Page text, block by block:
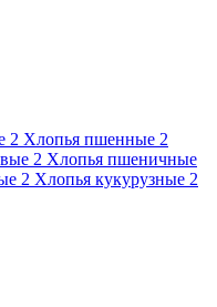
2 Хлопья пшенные 2
2 Хлопья пшеничные
2 Хлопья кукурузные 2